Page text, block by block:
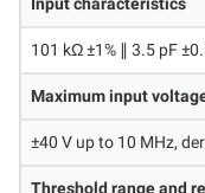
101 kΩ ±1% ∥ 3.5 pF
Maximum input
±40 V up to 10 MHz,
Threshold range and